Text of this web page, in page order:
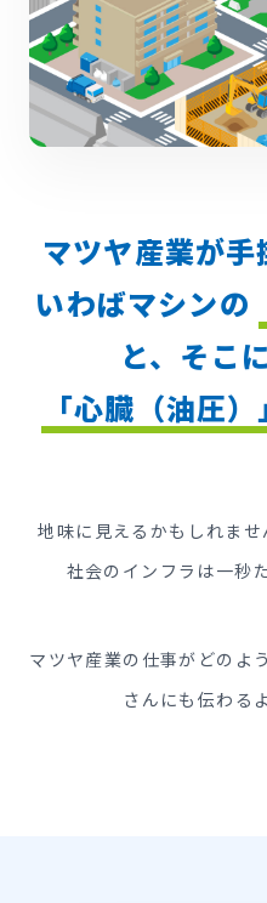
マツヤ産業が手
いわばマシンの
と、そこ
「心臓（油圧）」
地味に見えるかもしれま
社会のインフラは一秒
マツヤ産業の仕事がどのよ
さんにも伝わる